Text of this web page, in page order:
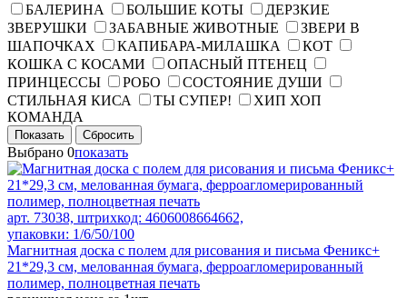
БАЛЕРИНА
БОЛЬШИЕ КОТЫ
ДЕРЗКИЕ
ЗВЕРУШКИ
ЗАБАВНЫЕ ЖИВОТНЫЕ
ЗВЕРИ В
ШАПОЧКАХ
КАПИБАРА-МИЛАШКА
КОТ
КОШКА С КОСАМИ
ОПАСНЫЙ ПТЕНЕЦ
ПРИНЦЕССЫ
РОБО
СОСТОЯНИЕ ДУШИ
СТИЛЬНАЯ КИСА
ТЫ СУПЕР!
ХИП ХОП
КОМАНДА
Показать Сбросить
Выбрано 0показать
арт. 73038, штрихкод: 4606008664662,
упаковки: 1/6/50/100
Магнитная доска c полем для рисования и письма Феникс+
21*29,3 см, мелованная бумага, ферроагломерированный
полимер, полноцветная печать